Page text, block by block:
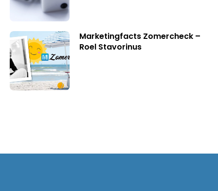
Marketingfacts Zomercheck –
Roel Stavorinus